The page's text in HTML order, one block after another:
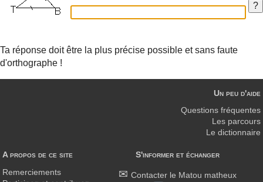
Ta réponse doit être la plus précise possible et sans faute
d'orthographe !
A propos de ce site
Remerciements
S'informer et échanger
Contacter le Matou matheux
Un peu d'aide
Questions fréquentes
Les parcours
Le dictionnaire